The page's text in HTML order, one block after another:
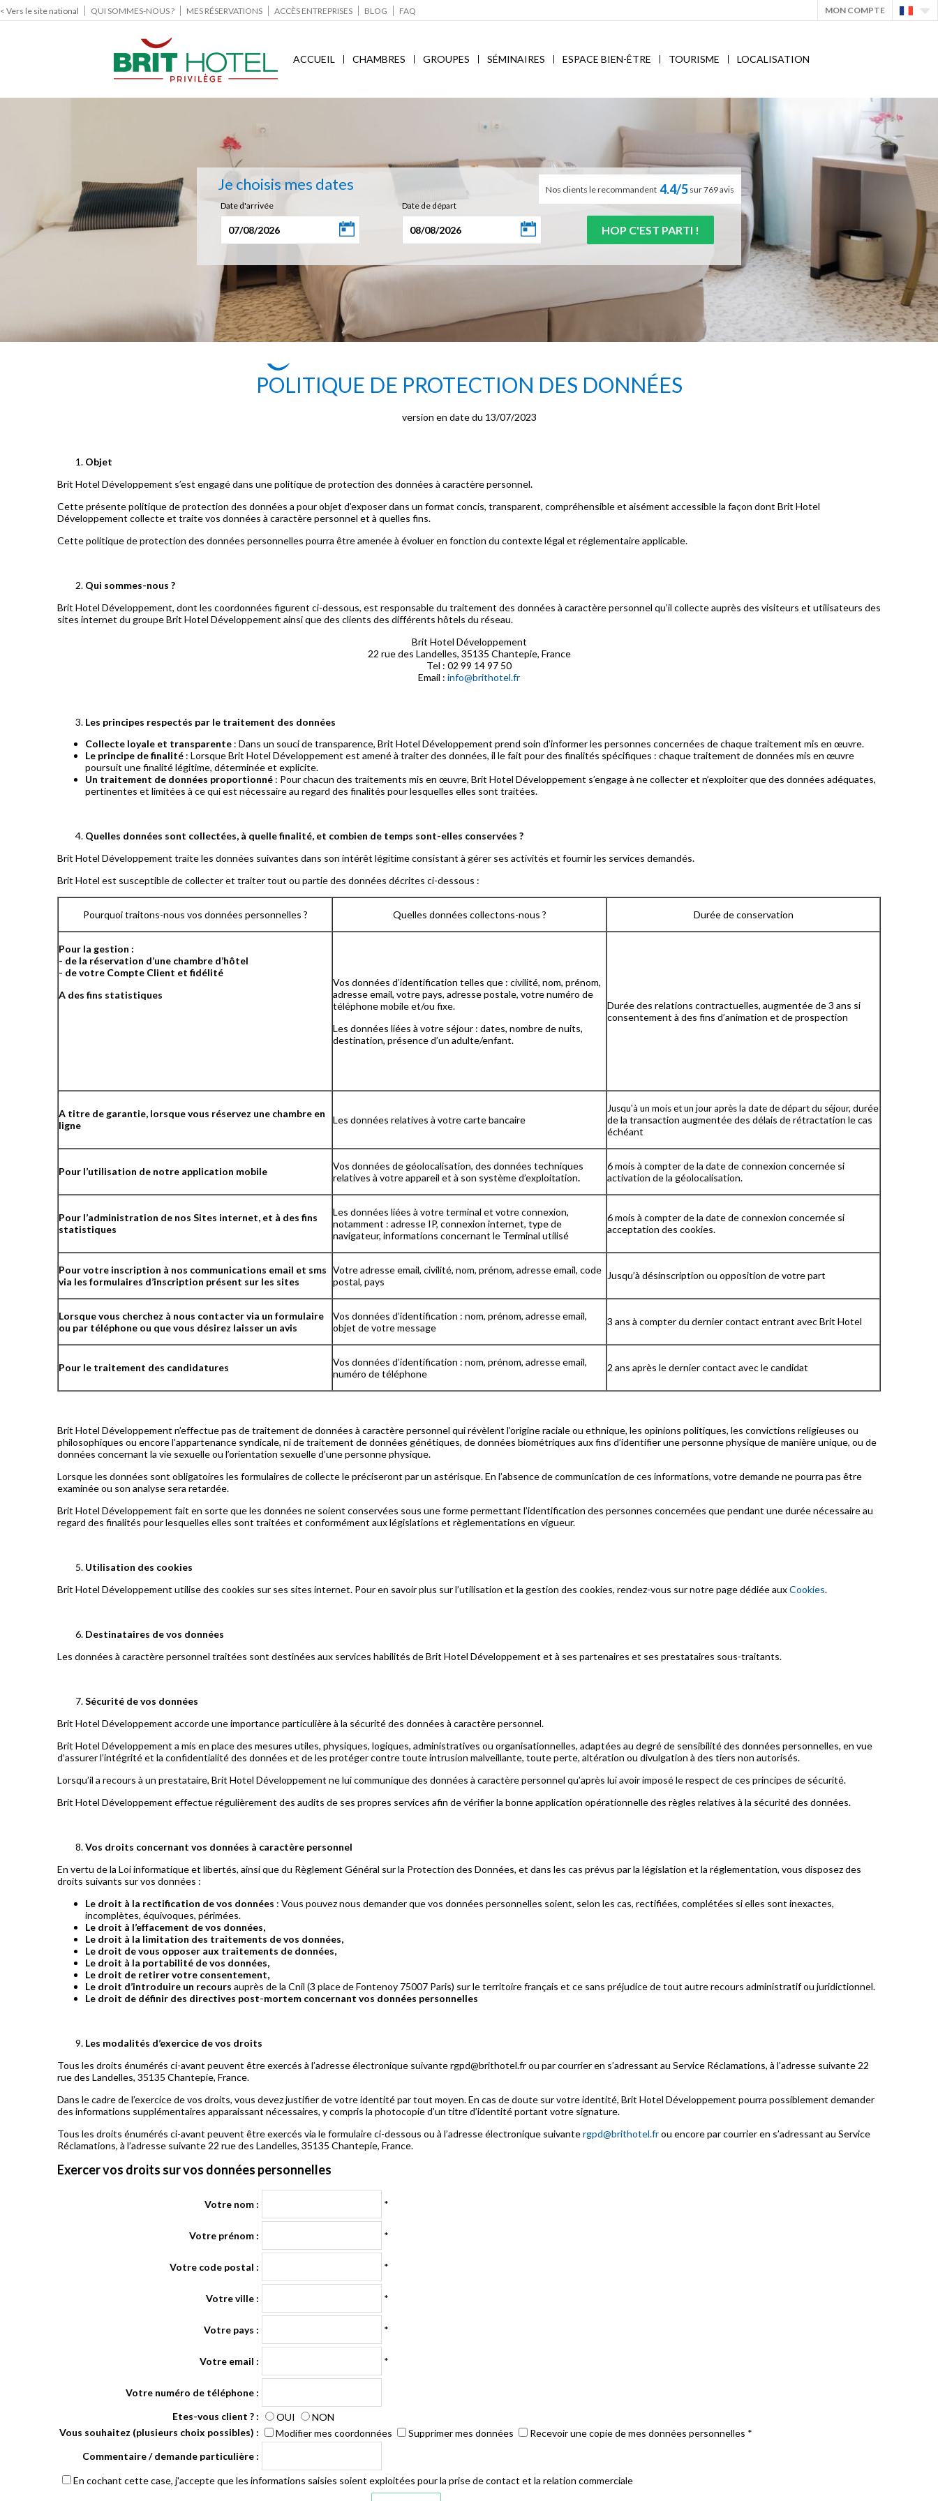
< Vers le site national QUI SOMMES-NOUS ? MES RÉSERVATIONS ACCÈS ENTREPRISES BLOG FAQ MON COMPTE
ACCUEIL CHAMBRES GROUPES SÉMINAIRES ESPACE BIEN-ÊTRE TOURISME LOCALISATION
Je choisis mes dates Nos clients le recommandent 4.4/5 sur 769 avis
Date d'arrivée
Date de départ
POLITIQUE DE PROTECTION DES DONNÉES
version en date du 13/07/2023
Objet
Brit Hotel Développement s’est engagé dans une politique de protection des données à caractère personnel.
Cette présente politique de protection des données a pour objet d’exposer dans un format concis, transparent, compréhensible et aisément accessible la façon dont Brit Hotel
Développement collecte et traite vos données à caractère personnel et à quelles fins.
Cette politique de protection des données personnelles pourra être amenée à évoluer en fonction du contexte légal et réglementaire applicable.
Qui sommes-nous ?
Brit Hotel Développement, dont les coordonnées figurent ci-dessous, est responsable du traitement des données à caractère personnel qu’il collecte auprès des visiteurs et utilisateurs des
sites internet du groupe Brit Hotel Développement ainsi que des clients des différents hôtels du réseau.
Brit Hotel Développement
22 rue des Landelles, 35135 Chantepie, France
Tel : 02 99 14 97 50
Email : info@brithotel.fr
Les principes respectés par le traitement des données
Collecte loyale et transparente : Dans un souci de transparence, Brit Hotel Développement prend soin d’informer les personnes concernées de chaque traitement mis en œuvre.
Le principe de finalité : Lorsque Brit Hotel Développement est amené à traiter des données, il le fait pour des finalités spécifiques : chaque traitement de données mis en œuvre
poursuit une finalité légitime, déterminée et explicite.
Un traitement de données proportionné : Pour chacun des traitements mis en œuvre, Brit Hotel Développement s’engage à ne collecter et n’exploiter que des données adéquates,
pertinentes et limitées à ce qui est nécessaire au regard des finalités pour lesquelles elles sont traitées.
Quelles données sont collectées, à quelle finalité, et combien de temps sont-elles conservées ?
Brit Hotel Développement traite les données suivantes dans son intérêt légitime consistant à gérer ses activités et fournir les services demandés.
Brit Hotel est susceptible de collecter et traiter tout ou partie des données décrites ci-dessous :
Pourquoi traitons-nous vos données personnelles ? Quelles données collectons-nous ? Durée de conservation
Pour la gestion :
- de la réservation d’une chambre d’hôtel
- de votre Compte Client et fidélité
A des fins statistiques
Vos données d’identification telles que : civilité, nom, prénom,
adresse email, votre pays, adresse postale, votre numéro de
téléphone mobile et/ou fixe.
Les données liées à votre séjour : dates, nombre de nuits,
destination, présence d’un adulte/enfant.
Durée des relations contractuelles, augmentée de 3 ans si
consentement à des fins d’animation et de prospection
A titre de garantie, lorsque vous réservez une chambre en
ligne
Les données relatives à votre carte bancaire
Jusqu'à un mois et un jour après la date de départ du séjour, durée
de la transaction augmentée des délais de rétractation le cas
échéant
Pour l’utilisation de notre application mobile
Vos données de géolocalisation, des données techniques
relatives à votre appareil et à son système d’exploitation.
6 mois à compter de la date de connexion concernée si
activation de la géolocalisation.
Pour l’administration de nos Sites internet, et à des fins
statistiques
Les données liées à votre terminal et votre connexion,
notamment : adresse IP, connexion internet, type de
navigateur, informations concernant le Terminal utilisé
6 mois à compter de la date de connexion concernée si
acceptation des cookies.
Pour votre inscription à nos communications email et sms
via les formulaires d’inscription présent sur les sites
Votre adresse email, civilité, nom, prénom, adresse email, code
postal, pays
Jusqu’à désinscription ou opposition de votre part
Lorsque vous cherchez à nous contacter via un formulaire
ou par téléphone ou que vous désirez laisser un avis
Vos données d’identification : nom, prénom, adresse email,
objet de votre message
3 ans à compter du dernier contact entrant avec Brit Hotel
Pour le traitement des candidatures
Vos données d’identification : nom, prénom, adresse email,
numéro de téléphone
2 ans après le dernier contact avec le candidat
Brit Hotel Développement n’effectue pas de traitement de données à caractère personnel qui révèlent l’origine raciale ou ethnique, les opinions politiques, les convictions religieuses ou
philosophiques ou encore l’appartenance syndicale, ni de traitement de données génétiques, de données biométriques aux fins d’identifier une personne physique de manière unique, ou de
données concernant la vie sexuelle ou l’orientation sexuelle d’une personne physique.
Lorsque les données sont obligatoires les formulaires de collecte le préciseront par un astérisque. En l’absence de communication de ces informations, votre demande ne pourra pas être
examinée ou son analyse sera retardée.
Brit Hotel Développement fait en sorte que les données ne soient conservées sous une forme permettant l’identification des personnes concernées que pendant une durée nécessaire au
regard des finalités pour lesquelles elles sont traitées et conformément aux législations et règlementations en vigueur.
Utilisation des cookies
Brit Hotel Développement utilise des cookies sur ses sites internet. Pour en savoir plus sur l’utilisation et la gestion des cookies, rendez-vous sur notre page dédiée auxCookies.
Destinataires de vos données
Les données à caractère personnel traitées sont destinées aux services habilités de Brit Hotel Développement et à ses partenaires et ses prestataires sous-traitants.
Sécurité de vos données
Brit Hotel Développement accorde une importance particulière à la sécurité des données à caractère personnel.
Brit Hotel Développement a mis en place des mesures utiles, physiques, logiques, administratives ou organisationnelles, adaptées au degré de sensibilité des données personnelles, en vue
d’assurer l’intégrité et la confidentialité des données et de les protéger contre toute intrusion malveillante, toute perte, altération ou divulgation à des tiers non autorisés.
Lorsqu’il a recours à un prestataire, Brit Hotel Développement ne lui communique des données à caractère personnel qu’après lui avoir imposé le respect de ces principes de sécurité.
Brit Hotel Développement effectue régulièrement des audits de ses propres services afin de vérifier la bonne application opérationnelle des règles relatives à la sécurité des données.
Vos droits concernant vos données à caractère personnel
En vertu de la Loi informatique et libertés, ainsi que du Règlement Général sur la Protection des Données, et dans les cas prévus par la législation et la réglementation, vous disposez des
droits suivants sur vos données :
Le droit à la rectification de vos données : Vous pouvez nous demander que vos données personnelles soient, selon les cas, rectifiées, complétées si elles sont inexactes,
incomplètes, équivoques, périmées.
Le droit à l’effacement de vos données,
Le droit à la limitation des traitements de vos données,
Le droit de vous opposer aux traitements de données,
Le droit à la portabilité de vos données,
Le droit de retirer votre consentement,
Le droit d’introduire un recours auprès de la Cnil (3 place de Fontenoy 75007 Paris) sur le territoire français et ce sans préjudice de tout autre recours administratif ou juridictionnel.
Le droit de définir des directives post-mortem concernant vos données personnelles
Les modalités d’exercice de vos droits
Tous les droits énumérés ci-avant peuvent être exercés à l’adresse électronique suivante rgpd@brithotel.fr ou par courrier en s’adressant au Service Réclamations, à l’adresse suivante 22
rue des Landelles, 35135 Chantepie, France.
Dans le cadre de l’exercice de vos droits, vous devez justifier de votre identité par tout moyen. En cas de doute sur votre identité, Brit Hotel Développement pourra possiblement demander
des informations supplémentaires apparaissant nécessaires, y compris la photocopie d’un titre d’identité portant votre signature.
Tous les droits énumérés ci-avant peuvent être exercés via le formulaire ci-dessous ou à l’adresse électronique suivantergpd@brithotel.frou encore par courrier en s’adressant au Service
Réclamations, à l’adresse suivante 22 rue des Landelles, 35135 Chantepie, France.
Exercer vos droits sur vos données personnelles
Votre nom : *
Votre prénom : *
Votre code postal : *
Votre ville : *
Votre pays : *
Votre email : *
Votre numéro de téléphone :
Etes-vous client ? :
OUI
NON
Vous souhaitez (plusieurs choix possibles) :
Modifier mes coordonnées Supprimer mes données Recevoir une copie de mes données personnelles *
Commentaire / demande particulière :
En cochant cette case, j'accepte que les informations saisies soient exploitées pour la prise de contact et la relation commerciale